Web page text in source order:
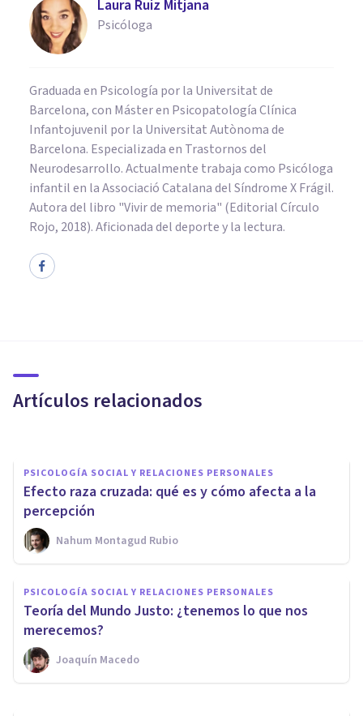
Laura Ruiz Mitjana
Psicóloga
Graduada en Psicología por la Universitat de
Barcelona, con Máster en Psicopatología Clínica
Infantojuvenil por la Universitat Autònoma de
Barcelona. Especializada en Trastornos del
Neurodesarrollo. Actualmente trabaja como Psicóloga
infantil en la Associació Catalana del Síndrome X Frágil.
Autora del libro "Vivir de memoria" (Editorial Círculo
Rojo, 2018). Aficionada del deporte y la lectura.
Artículos relacionados
afectan
PSICOLOGÍA SOCIAL Y RELACIONES PERSONALES
Efecto raza cruzada: qué es y cómo afecta a la
percepción
Nahum Montagud Rubio
PSICOLOGÍA SOCIAL Y RELACIONES PERSONALES
​Teoría del Mundo Justo: ¿tenemos lo que nos
merecemos?
Joaquín Macedo
PSICOLOGÍA SOCIAL Y RELACIONES PERSONALES
Cognición social: cómo
funciona nuestra mente en
situaciones sociales
Luis Martínez-Casasola Hernández